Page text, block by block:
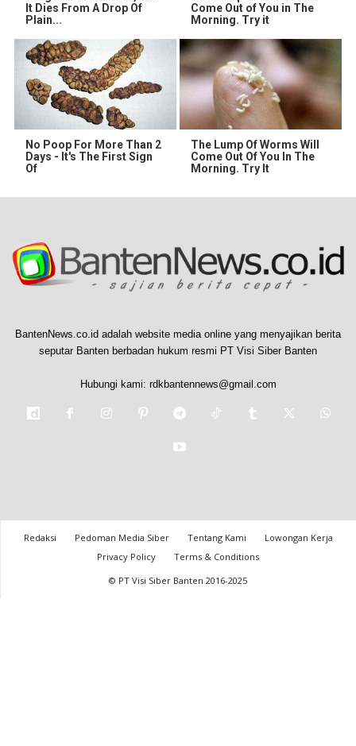
It Dies From A Drop Of
Plain...
Come Out of You in The
Morning. Try it
No Poop For More Than 2
Days - It's The First Sign
Of
The Lump Of Worms Will
Come Out Of You In The
Morning. Try It
BantenNews.co.id adalah website media online yang menyajikan berita
seputar Banten berbadan hukum resmi PT Visi Siber Banten
Hubungi kami: rdkbantennews@gmail.com
Redaksi Pedoman Media Siber Tentang Kami
Lowongan Kerja
Privacy Policy
Terms & Conditions
© PT Visi Siber Banten 2016-2025